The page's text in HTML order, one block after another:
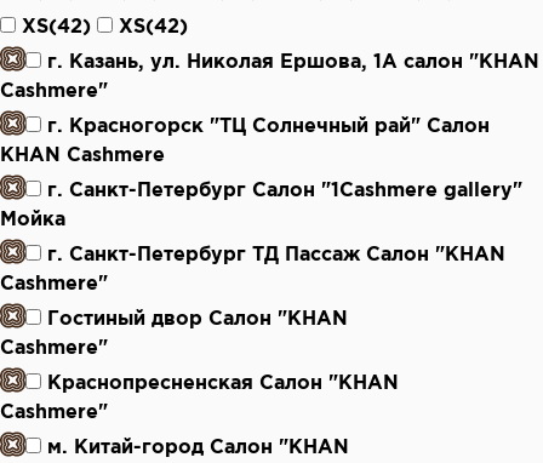
XS(42)
XS(42)
г. Казань, ул. Николая Ершова, 1А салон "KHAN
Cashmere"
г. Красногорск "ТЦ Солнечный рай" Салон
KHAN Cashmere
г. Санкт-Петербург Салон "1Cashmere gallery"
Мойка
г. Санкт-Петербург ТД Пассаж Салон "KHAN
Cashmere"
Гостиный двор Салон "KHAN
Cashmere"
Краснопресненская Салон "KHAN
Cashmere"
м. Китай-город Салон "KHAN